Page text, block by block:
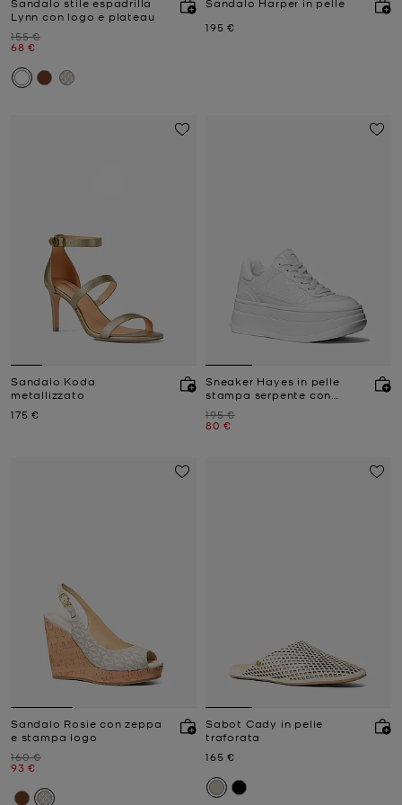
Lynn con logo e plateau
Prezzo iniziale
155 €
Prezzo attuale
68 €
Prezzo attuale
195 €
Sandalo Koda
metallizzato
Prezzo attuale
175 €
Sneaker Hayes in pelle
stampa serpente con
Prezzo iniziale
195 €
Prezzo attuale
80 €
Sandalo Rosie con zeppa
e stampa logo
Prezzo iniziale
160 €
Prezzo attuale
93 €
Sabot Cady in pelle
traforata
Prezzo attuale
165 €